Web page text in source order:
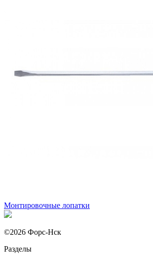
Монтировочные лопатки
©2026 Форс-Нск
Разделы